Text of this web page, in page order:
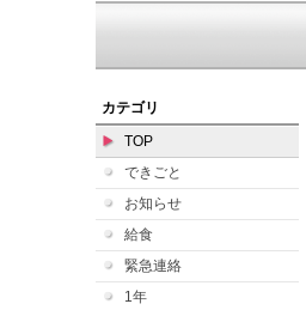
カテゴリ
TOP
できごと
お知らせ
給食
緊急連絡
1年